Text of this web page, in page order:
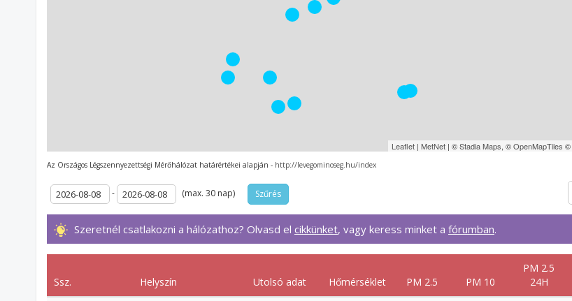
Leaflet | MetNet | ©Stadia Maps, ©OpenMapTiles ©
Az Országos Légszennyezettségi Mérőhálózat határértékei alapján - http://levegominoseg.hu/index
- (max. 30 nap) Szűrés
Szeretnél csatlakozni a hálózathoz? Olvasd el cikkünket, vagy keress minket a fórumban.
Ssz. Helyszín Utolsó adat Hőmérséklet PM 2.5 PM 10
PM 2.5
24H